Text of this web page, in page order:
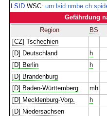
LSID WSC:
Gefährdung
Region
BS
[CZ] Tschechien
[D] Deutschland
h
[D] Berlin
h
[D] Brandenburg
[D] Baden-Württemberg
mh
[D] Mecklenburg-Vorp.
h
[D] Niedersachsen